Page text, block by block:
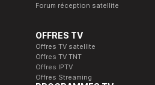
Forum réception satellite
OFFRES TV
Offres TV satellite
Offres TV TNT
Offres IPTV
Offres Streaming